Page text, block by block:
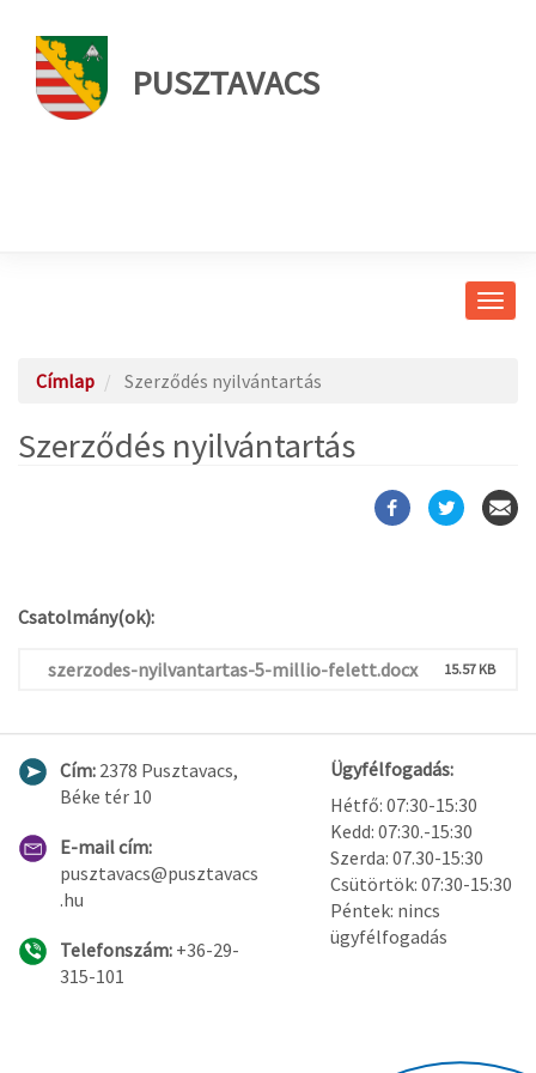
PUSZTAVACS
Címlap Szerződés nyilvántartás
Szerződés nyilvántartás
Csatolmány(ok):
szerzodes-nyilvantartas-5-millio-felett.docx 15.57 KB
Cím: 2378 Pusztavacs,
Béke tér 10
E-mail cím:
pusztavacs@pusztavacs
.hu
Telefonszám: +36-29-
315-101
Ügyfélfogadás:
Hétfő: 07:30-15:30
Kedd: 07:30.-15:30
Szerda: 07.30-15:30
Csütörtök: 07:30-15:30
Péntek: nincs
ügyfélfogadás